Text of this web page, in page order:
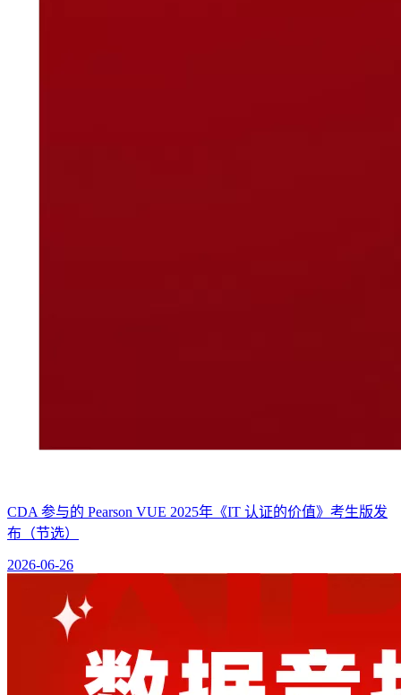
CDA 参与的 Pearson VUE 2025年《IT 认证的价值》考生版发
布（节选）
2026-06-26